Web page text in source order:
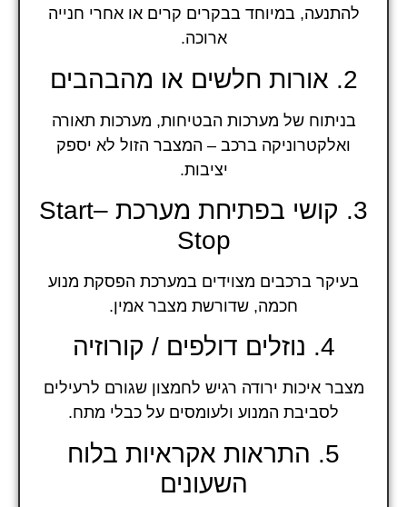
להתנעה, במיוחד בבקרים קרים או אחרי חנייה
ארוכה.
2. אורות חלשים או מהבהבים
בניתוח של מערכות הבטיחות, מערכות תאורה
ואלקטרוניקה ברכב – המצבר הזול לא יספק
יציבות.
3. קושי בפתיחת מערכת Start–
Stop
בעיקר ברכבים מצוידים במערכת הפסקת מנוע
חכמה, שדורשת מצבר אמין.
4. נוזלים דולפים / קורוזיה
מצבר איכות ירודה רגיש לחמצון שגורם לרעילים
לסביבת המנוע ולעומסים על כבלי מתח.
5. התראות אקראיות בלוח
השעונים